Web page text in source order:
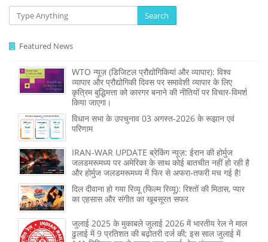
Search
Featured News
WTO न्यूज़ (डिजिटल प्रौद्योगिकियां और व्यापार): विश्व
व्यापार और प्रौद्योगिकी दिवस पर समावेशी व्यापार के लिए
कृत्रिम बुद्धिमत्ता को कारगर बनाने की नीतियों पर विचार-विमर्श
किया जाएगा।
विधान सभा के उपचुनाव 03 अगस्त-2026 के रूझान एवं
परिणाम
IRAN-WAR UPDATE ब्रेकिंग न्यूज़: ईरान की होर्मुज
जलडमरूमध्य पर अमेरिका के साथ कोई बातचीत नहीं हो रही है
और होर्मुज जलडमरूमध्य में फिर से अफरा-तफरी मच गई है!
दिल दीवाना हो गया रिव्यू (फिल्म रिव्यू): रिश्तों की मिठास, प्यार
का एहसास और संगीत का खूबसूरत सफर
जुलाई 2025 के मुकाबले जुलाई 2026 में भारतीय रेल ने माल
ढुलाई में 9 प्रतिशत की बढ़ोतरी दर्ज की; इस साल जुलाई में